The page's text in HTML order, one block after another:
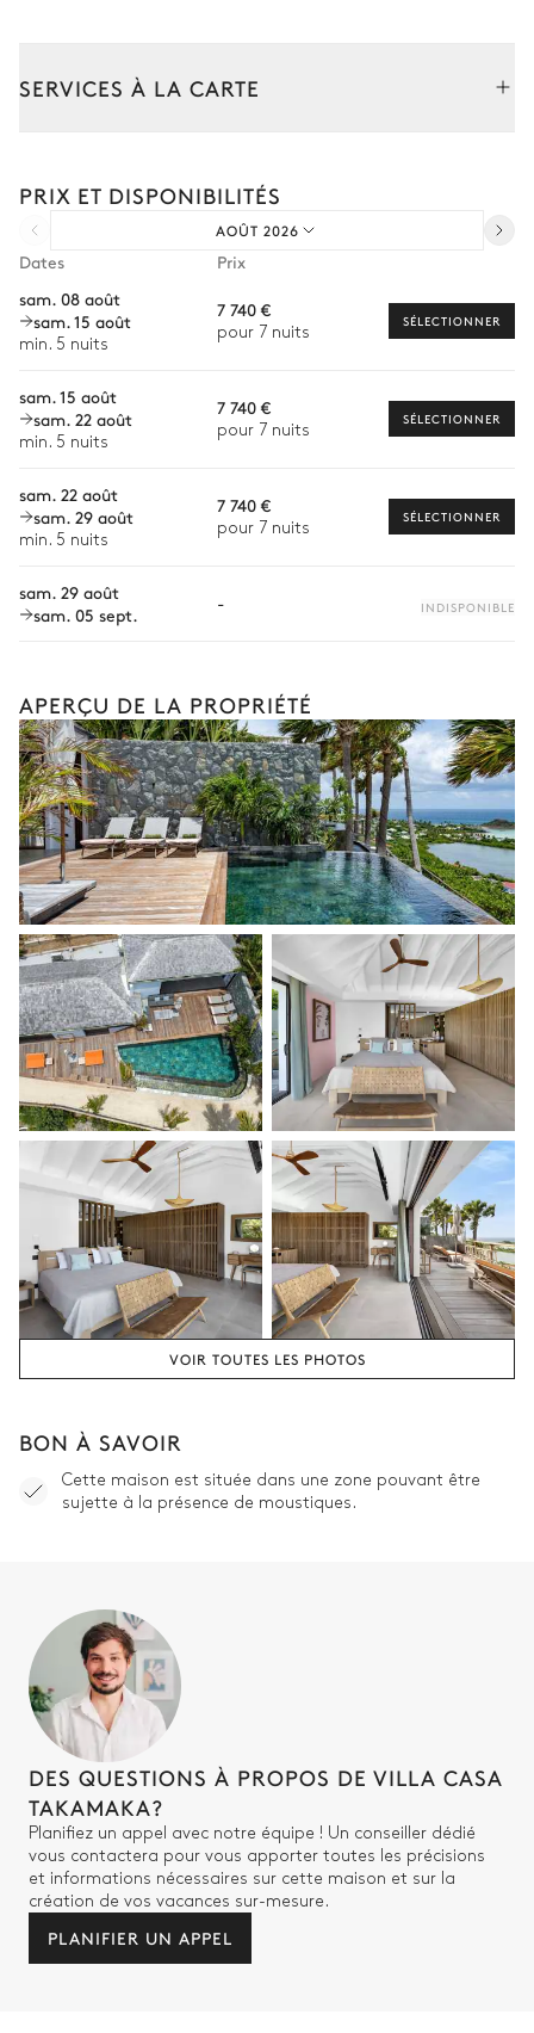
Espace extérieur
SERVICES À LA CARTE
Transfert à l'arrivée et au départ
Courses livrées avant l'arrivée
Chef à domicile
Bien-être à domicile
Babysitter
Location de vélo
Location de bateau
Visites guidées et excursions
saison, la destination ou la disponibilité. Notre conciergerie
vous guidera vers les offres disponibles pour votre séjour.
PRIX ET DISPONIBILITÉS
AOÛT 2026
Dates
Prix
sam. 08 août
sam. 15 août
min. 5 nuits
7 740 €
pour 7 nuits
SÉLECTIONNER
sam. 15 août
sam. 22 août
min. 5 nuits
7 740 €
pour 7 nuits
SÉLECTIONNER
sam. 22 août
sam. 29 août
min. 5 nuits
7 740 €
pour 7 nuits
SÉLECTIONNER
sam. 29 août
sam. 05 sept.
- INDISPONIBLE
APERÇU DE LA PROPRIÉTÉ
VOIR TOUTES LES PHOTOS
BON À SAVOIR
Cette maison est située dans une zone pouvant être
sujette à la présence de moustiques.
DES QUESTIONS À PROPOS DE VILLA CASA
TAKAMAKA?
Planifiez un appel avec notre équipe ! Un conseiller dédié
vous contactera pour vous apporter toutes les précisions
et informations nécessaires sur cette maison et sur la
création de vos vacances sur-mesure.
PLANIFIER UN APPEL